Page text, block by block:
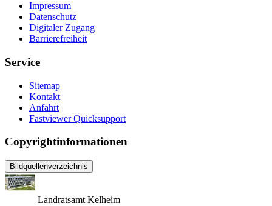
Impressum
Datenschutz
Digitaler Zugang
Barrierefreiheit
Service
Sitemap
Kontakt
Anfahrt
Fastviewer Quicksupport
Copyrightinformationen
Bildquellenverzeichnis
Landratsamt Kelheim